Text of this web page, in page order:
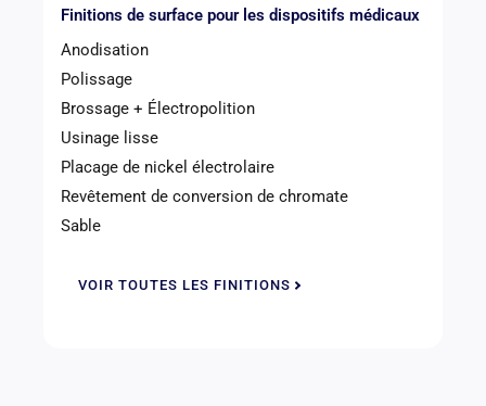
Finitions de surface pour les dispositifs médicaux
Anodisation
Polissage
Brossage + Électropolition
Usinage lisse
Placage de nickel électrolaire
Revêtement de conversion de chromate
Sable
VOIR TOUTES LES FINITIONS